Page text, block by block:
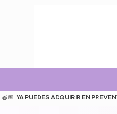
🍎📅   YA PUEDES ADQUIRIR EN